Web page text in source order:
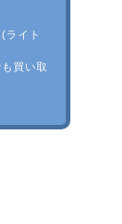
ライト
買い取